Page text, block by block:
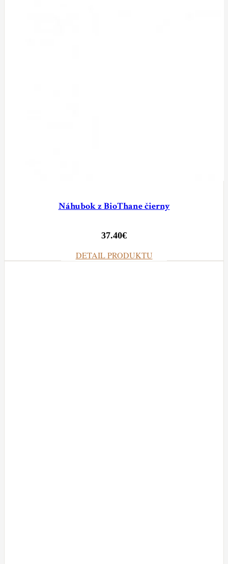
Náhubok z BioThane čierny
37.40€
DETAIL PRODUKTU